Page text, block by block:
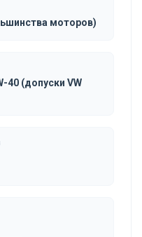
моторов)
40 (допуски VW